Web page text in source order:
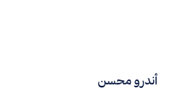
أندرو محسن